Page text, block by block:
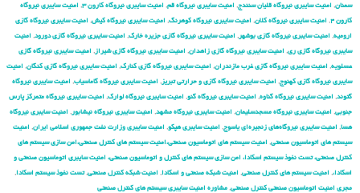
سمنان, امنیت سایبری نیروگاه قلیان سنندج, امنیت سایبری نیروگاه قم, امنیت سایبری نیروگاه کارون ۳ , امنیت سایبری نیروگاه
کارون ۴
, امنیت سایبری نیروگاه کلان, امنیت سایبری نیروگاه کوهرنگ, امنیت سایبری نیروگاه کیش, امنیت سایبری نیروگاه گازی
ارومیه, امنیت سایبری نیروگاه گازی بوشهر , امنیت سایبری نیروگاه گازی جزیره خارک, امنیت سایبری نیروگاه گازی دورود, امنیت
سایبری نیروگاه گازی ری, امنیت سایبری نیروگاه گازی زاهدان, امنیت سایبری نیروگاه گازی شیراز , امنیت سایبری نیروگاه گازی
عسلویه, امنیت سایبری نیروگاه گازی غرب مازندران, امنیت سایبری نیروگاه گازی کنارک, امنیت سایبری نیروگاه گازی کنگان, امنیت
سایبری نیروگاه گازی کهنوج, امنیت سایبری نیروگاه گازی و حرارتی تبریز , امنیت سایبری نیروگاه گاماسیاب, امنیت سایبری نیروگاه
گتوند, امنیت سایبری نیروگاه گناوه, امنیت سایبری نیروگاه گنو, امنیت سایبری نیروگاه لوارک, امنیت سایبری نیروگاه متمرکز پارس
جنوبی, امنیت سایبری نیروگاه مسجدسلیمان, امنیت سایبری نیروگاه مشهد, امنیت سایبری نیروگاه نیشابور , امنیت سایبری نیروگاه
هسا, امنیت سایبری نیروگاه‌های زنجیره‌ای یاسوج, امنیت سایبری هپکو, امنیت سایبری وزارت نفت جمهوری اسلامی ایران, امنیت
سیستم های اتوماسیون صنعتی, امنیت سیستم های اتوماسیون صنعتی،امنیت سیستم های کنترل صنعتی،امن سازی سیستم های
کنترل صنعتی، تست نفوذ سیستم اسکادا، امن سازی سیستم های کنترل و اتوماسیون صنعتی، امنیت سایبری اتوماسیون صنعتی و
اسکادا،, امنیت سیستم های کنترل صنعتی, امنیت شبکه صنعتی و اسکادا, امنیت شبکه کنترل صنعتی,تست نفوذ سیستم اسکادا,
مجری امنیت اتوماسیون صنعتی کنترل صنعتی, مشاوره امنیت سایبری سیستم های کنترل صنعتی